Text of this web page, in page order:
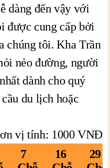
dàng đến vậy với
được cung cấp bởi
chúng tôi. Kha Trần
nẻo đường, người
dành cho quý
du lịch hoặc
vị tính: 1000 VNĐ
7
16
29